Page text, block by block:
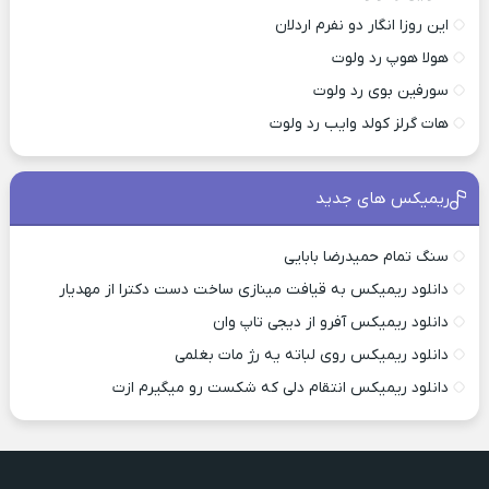
این روزا انگار دو نفرم اردلان
هولا هوپ رد ولوت
سورفین بوی رد ولوت
هات گرلز کولد وایب رد ولوت
ریمیکس های جدید
سنگ تمام حمیدرضا بابایی
دانلود ریمیکس به قیافت مینازی ساخت دست دکترا از مهدیار
دانلود ریمیکس آفرو از ديجی تاپ وان
دانلود ریمیکس روی لباته یه رژ مات بغلمی
دانلود ریمیکس انتقام دلی که شکست رو میگیرم ازت